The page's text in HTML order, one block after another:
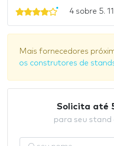
4 sobre 5.
Mais fornecedores
os construtores de
Solicita até
para seu stand